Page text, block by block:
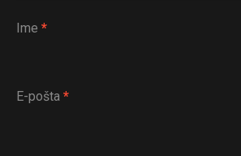
Ime *
E-pošta *